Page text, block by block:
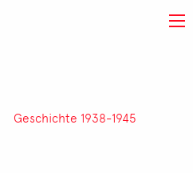
Geschichte 1938-1945